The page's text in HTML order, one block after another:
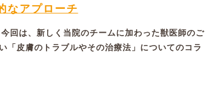
なアプローチ
回は、新しく当院のチームに加わった獣医師のご
「皮膚のトラブルやその治療法」についてのコラ